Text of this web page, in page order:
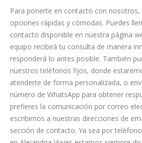
Para ponerte en contacto con
opciones rápidas y cómodas. Puedes
contacto disponible en nuestra página
equipo recibirá tu consulta de manera
responderá lo antes posible. También
nuestros teléfonos fijos, donde
atenderte de forma personalizada, o
número de WhatsApp para obtener
prefieres la comunicación por correo
escribirnos a nuestras direcciones de
sección de contacto. Ya sea por